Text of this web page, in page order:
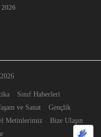
2026
Sınıf Haberleri
ve Sanat
Gençlik
Metinlerimiz
Bize Ulaşın